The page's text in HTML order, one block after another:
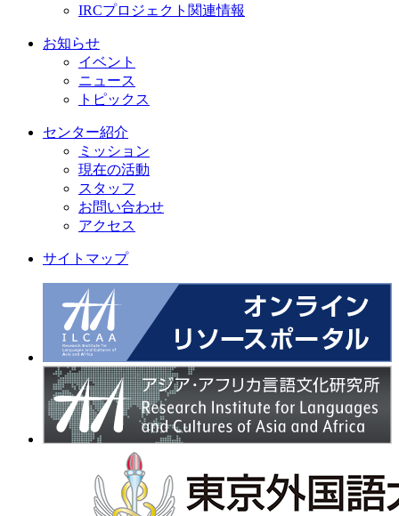
IRCプロジェクト関連情報
お知らせ
イベント
ニュース
トピックス
センター紹介
ミッション
現在の活動
スタッフ
お問い合わせ
アクセス
サイトマップ